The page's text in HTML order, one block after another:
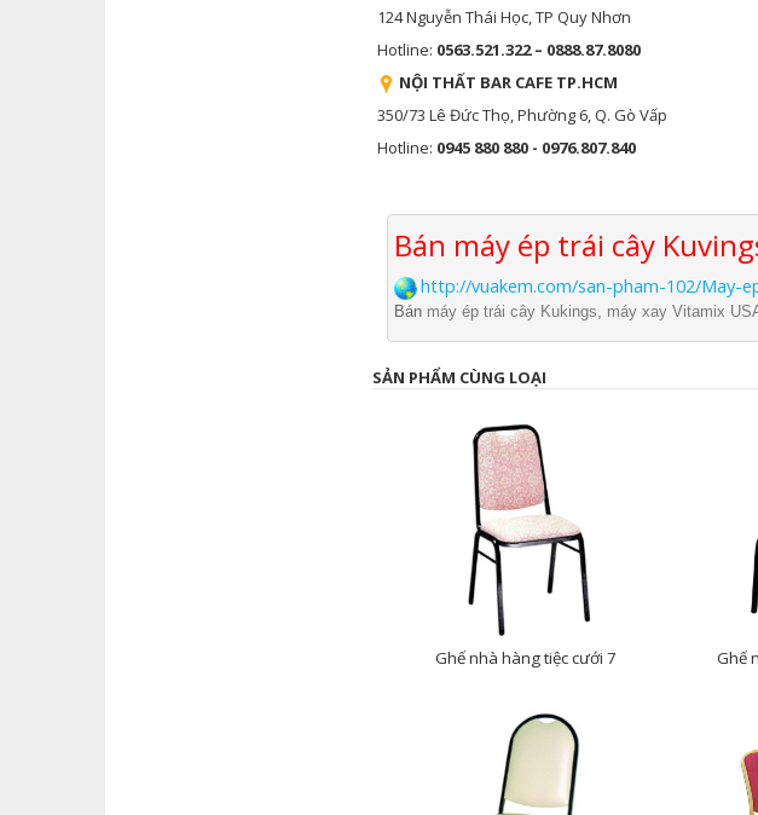
124 Nguyễn Thái Học, TP Quy Nhơn
Hotline: 0563.521.322 – 0888.87.8080
NỘI THẤT BAR CAFE TP.HCM
350/73 Lê Đức Thọ, Phường 6, Q. Gò Vấp
Hotline: 0945 880 880 - 0976.807.840
Bán máy ép trái cây
http://vuakem.com/san-pham-102/May-
Bán máy ép trái cây Kukings, máy xay Vitamix
SẢN PHẨM CÙNG LOẠI
Ghế nhà hàng tiệc cưới 7 Ghế